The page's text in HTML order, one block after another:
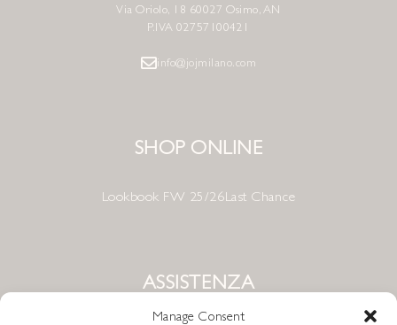
Manage Consent
Via Oriolo, 18 60027 Osimo, AN
P.IVA 02757100421
info@jojmilano.com
SHOP ONLINE
Lookbook FW 25/26Last Chance
ASSISTENZA